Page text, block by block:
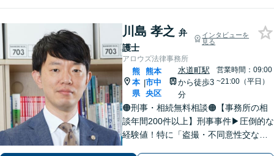
川島 孝之 弁
護士
インタビューを
見る
アロウズ法律事務所
熊
本
県
|
熊本
市中
央区
水道町駅
から徒歩3
分
営業時間：09:00
~21:00（平日）
🟠刑事・相続無料相談🟠【事務所の相
談年間200件以上】刑事事件▶︎圧倒的な
経験値！特に「盗撮・不同意性交など